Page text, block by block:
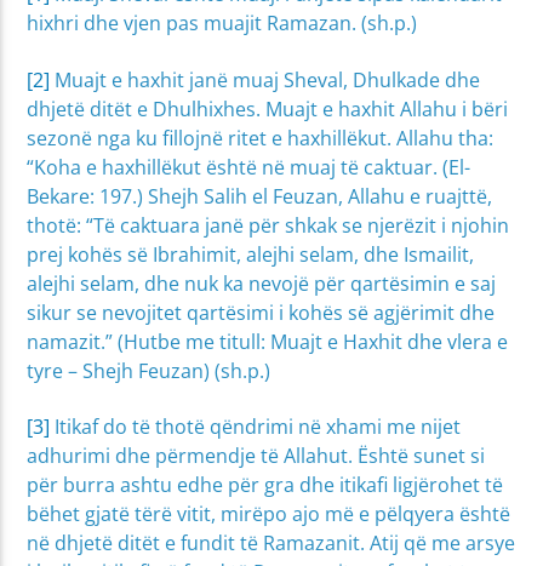
hixhri dhe vjen pas muajit Ramazan. (sh.p.)
[2] Muajt e haxhit janë muaj Sheval, Dhulkade dhe
dhjetë ditët e Dhulhixhes. Muajt e haxhit Allahu i bëri
sezonë nga ku fillojnë ritet e haxhillëkut. Allahu tha:
“Koha e haxhillëkut është në muaj të caktuar. (El-
Bekare: 197.) Shejh Salih el Feuzan, Allahu e ruajttë,
thotë: “Të caktuara janë për shkak se njerëzit i njohin
prej kohës së Ibrahimit, alejhi selam, dhe Ismailit,
alejhi selam, dhe nuk ka nevojë për qartësimin e saj
sikur se nevojitet qartësimi i kohës së agjërimit dhe
namazit.” (Hutbe me titull: Muajt e Haxhit dhe vlera e
tyre – Shejh Feuzan) (sh.p.)
[3] Itikaf do të thotë qëndrimi në xhami me nijet
adhurimi dhe përmendje të Allahut. Është sunet si
për burra ashtu edhe për gra dhe itikafi ligjërohet të
bëhet gjatë tërë vitit, mirëpo ajo më e pëlqyera është
në dhjetë ditët e fundit të Ramazanit. Atij që me arsye